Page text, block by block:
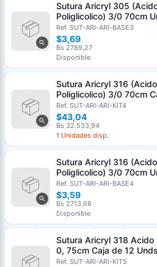
Sutura Aricryl 305
Poliglicolico) 3/0 70cm
Aguja de 1/2 Circulo
17mm
Ref. SUT-ARI-ARI-BASE3
$3,69
Bs 2789,27
Disponible
Sutura Aricryl 316 (Acido
Poliglicolico) 3/0 70cm
Unds ARIZI Aguja de 1/2
Punta Conica 26mm
Ref. SUT-ARI-ARI-KIT4
$43,04
Bs 32.533,94
1 Unidades disp.
Sutura Aricryl 316 (Acido
Poliglicolico) 3/0 70cm
Aguja de 1/2 Circulo
26mm
Ref. SUT-ARI-ARI-BASE4
$3,59
Bs 2713,68
Disponible
Sutura Aricryl 318 Acido
0, 75cm Caja de 12
Aguja de 1/2 Punta
Ref. SUT-ARI-ARI-KIT5